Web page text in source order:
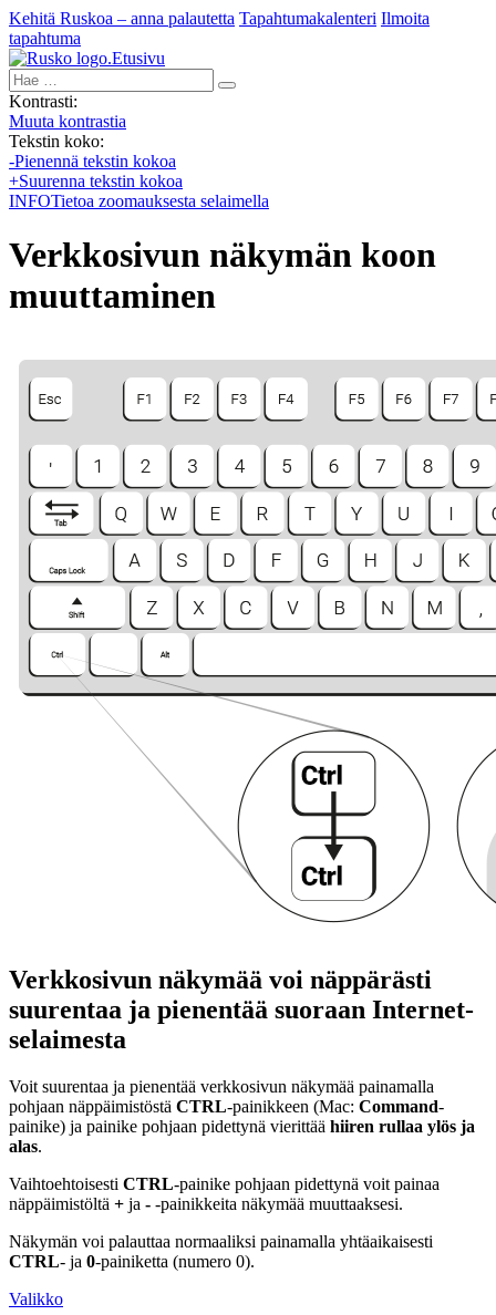
Kehitä Ruskoa – anna palautetta Tapahtumakalenteri Ilmoita
tapahtuma
Etusivu
Hae:
Kontrasti:
Muuta kontrastia
Tekstin koko:
-Pienennä tekstin kokoa
+Suurenna tekstin kokoa
INFOTietoa zoomauksesta selaimella
Verkkosivun näkymän koon
muuttaminen
Verkkosivun näkymää voi näppärästi
suurentaa ja pienentää suoraan Internet-
selaimesta
Voit suurentaa ja pienentää verkkosivun näkymää painamalla
pohjaan näppäimistöstä CTRL-painikkeen (Mac: Command-
painike) ja painike pohjaan pidettynä vierittää hiiren rullaa ylös ja
alas.
Vaihtoehtoisesti CTRL-painike pohjaan pidettynä voit painaa
näppäimistöltä + ja - -painikkeita näkymää muuttaaksesi.
Näkymän voi palauttaa normaaliksi painamalla yhtäaikaisesti
CTRL- ja 0-painiketta (numero 0).
Valikko